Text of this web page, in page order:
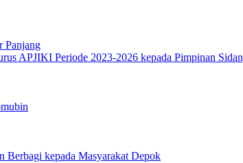
Panjang
Berbagi kepada Masyarakat Depok